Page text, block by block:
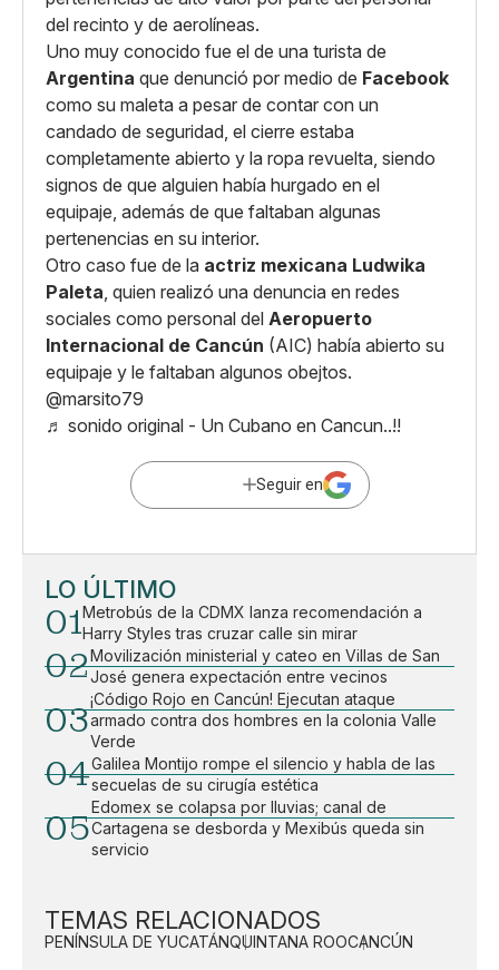
del recinto y de aerolíneas.
Uno muy conocido fue el de una turista de
Argentina que denunció por medio de Facebook
como su maleta a pesar de contar con un
candado de seguridad, el cierre estaba
completamente abierto y la ropa revuelta, siendo
signos de que alguien había hurgado en el
equipaje, además de que faltaban algunas
pertenencias en su interior.
Otro caso fue de la actriz mexicana Ludwika
Paleta , quien realizó una denuncia en redes
sociales como personal del Aeropuerto
Internacional de Cancún (AIC) había abierto su
equipaje y le faltaban algunos obejtos.
@marsito79
♬ sonido original - Un Cubano en Cancun..!!
Seguir en
LO ÚLTIMO
01Metrobús de la CDMX lanza recomendación a
Harry Styles tras cruzar calle sin mirar
02Movilización ministerial y cateo en Villas de San
José genera expectación entre vecinos
03
¡Código Rojo en Cancún! Ejecutan ataque
armado contra dos hombres en la colonia Valle
Verde
04Galilea Montijo rompe el silencio y habla de las
secuelas de su cirugía estética
05
Edomex se colapsa por lluvias; canal de
Cartagena se desborda y Mexibús queda sin
servicio
TEMAS RELACIONADOS
PENÍNSULA DE YUCATÁNQUINTANA ROOCANCÚN